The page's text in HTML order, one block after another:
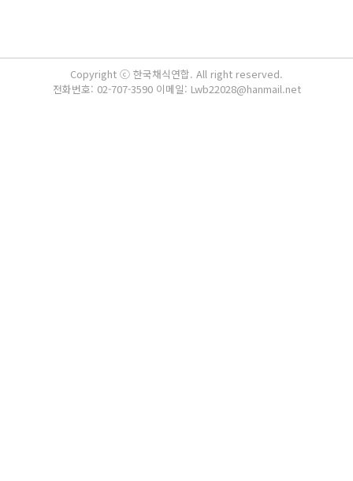
Copyright ⓒ 한국채식연합. All right reserved.
전화번호: 02-707-3590 이메일: Lwb22028@hanmail.net